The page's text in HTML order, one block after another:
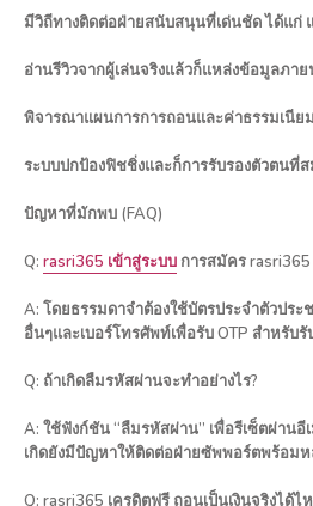
มีวิถีทางติดต่อฝ่ายสนับสนุนที่เด่นชัด ได้แก่
อ่านรีวิวจากผู้เล่นจริงแล้วก็แหล่งข้อมูลภา
พิจารณาแผนการการถอนและค่าธรรมเนีย
ระบบปกป้องฟิชชิ่งและก็การรับรองตัวตนที่ส
ปัญหาที่มักพบ (FAQ)
Q: rasri365 เข้าสู่ระบบ การสมัคร rasri365
A: โดยธรรมดาจำต้องใช้บัตรประจำตัวปร
อื่นๆและเบอร์โทรศัพท์เพื่อรับ OTP สำหรับ
Q: ถ้าเกิดลืมรหัสผ่านจะทำอย่างไร?
A: ใช้ฟังก์ชัน “ลืมรหัสผ่าน” เพื่อรีเซ็ตผ่านอี
เกิดยังมีปัญหาให้ติดต่อฝ่ายซัพพอร์ตพร้อม
Q: rasri365 เครดิตฟรี ถอนเป็นเงินจริงได้ไ